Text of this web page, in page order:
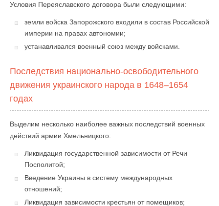
Условия Переяславского договора были следующими:
земли войска Запорожского входили в состав Российской
империи на правах автономии;
устанавливался военный союз между войсками.
Последствия национально-освободительного
движения украинского народа в 1648–1654
годах
Выделим несколько наиболее важных последствий военных
действий армии Хмельницкого:
Ликвидация государственной зависимости от Речи
Посполитой;
Введение Украины в систему международных
отношений;
Ликвидация зависимости крестьян от помещиков;